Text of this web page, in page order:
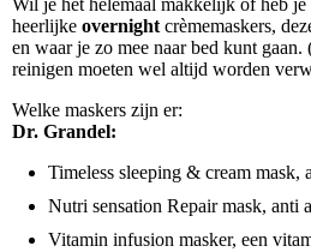
Wil je het helemaal makkelijk of heb
heerlijke overnight crèmemaskers,
en waar je zo mee naar bed kunt gaan.
reinigen moeten wel altijd worden
Welke maskers zijn er:
Dr. Grandel:
Timeless sleeping & cream mask,
Nutri sensation Repair mask, anti
Vitamin infusion masker, een